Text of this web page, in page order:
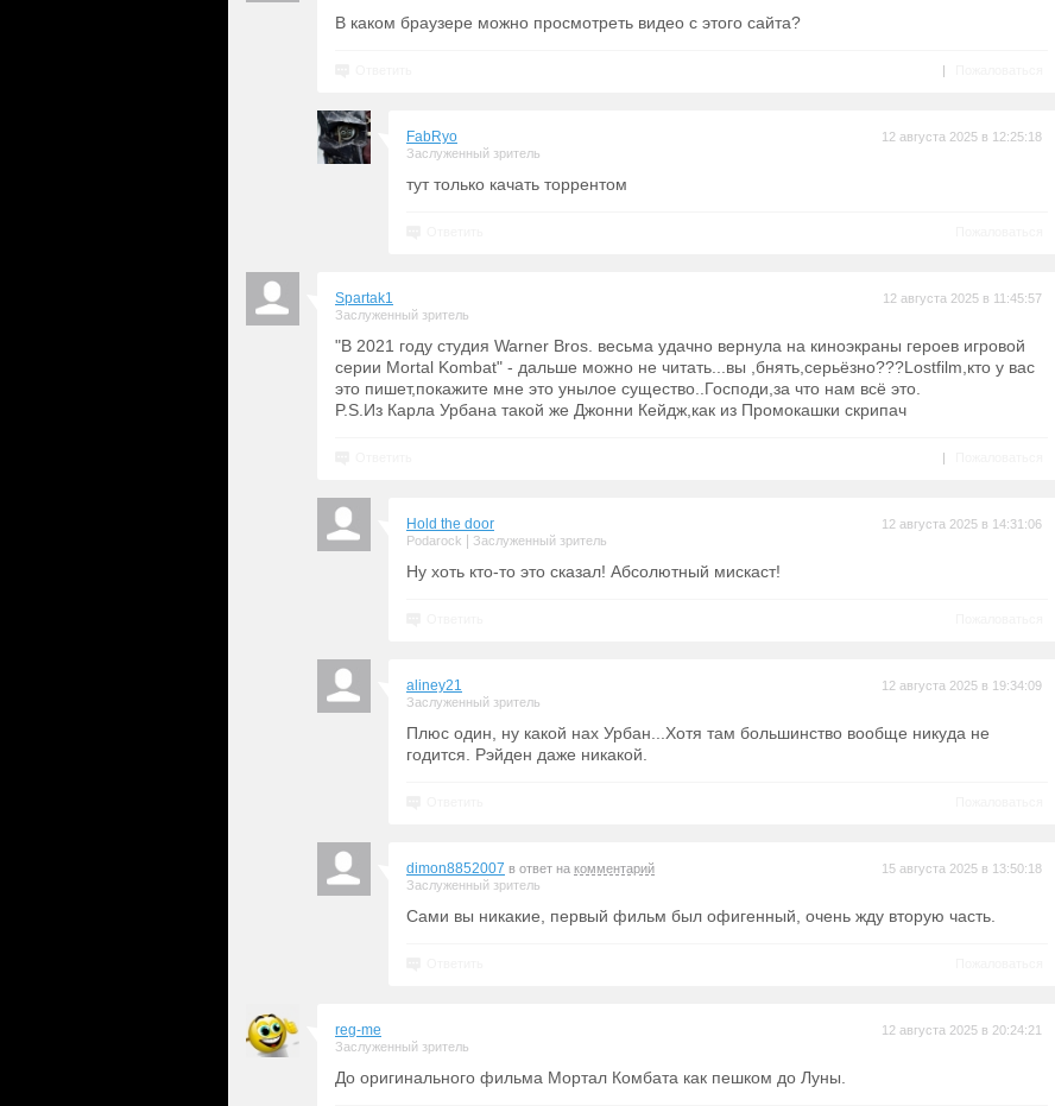
В каком браузере можно просмотреть видео с этого сайта?
|
FabRyo
Заслуженный зритель
12 августа 2025 в 12:25:18
тут только качать торрентом
Spartak1
Заслуженный зритель
12 августа 2025 в 11:45:57
"В 2021 году студия Warner Bros. весьма удачно вернула на киноэкраны героев игровой
серии Mortal Kombat" - дальше можно не читать...вы ,бнять,серьёзно???Lostfilm,кто у вас
это пишет,покажите мне это унылое существо..Господи,за что нам всё это.
P.S.Из Карла Урбана такой же Джонни Кейдж,как из Промокашки скрипач
|
Hold the door
Podarock Заслуженный зритель
12 августа 2025 в 14:31:06
Ну хоть кто-то это сказал! Абсолютный мискаст!
aliney21
Заслуженный зритель
12 августа 2025 в 19:34:09
Плюс один, ну какой нах Урбан...Хотя там большинство вообще никуда не
годится. Рэйден даже никакой.
dimon8852007 в ответ на комментарий
Заслуженный зритель
15 августа 2025 в 13:50:18
Сами вы никакие, первый фильм был офигенный, очень жду вторую часть.
reg-me
Заслуженный зритель
12 августа 2025 в 20:24:21
До оригинального фильма Мортал Комбата как пешком до Луны.